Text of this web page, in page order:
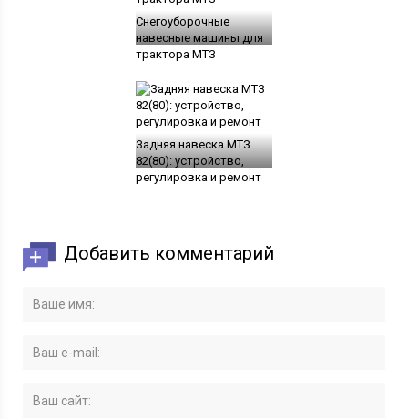
Снегоуборочные
навесные машины для
трактора МТЗ
Задняя навеска МТЗ
82(80): устройство,
регулировка и ремонт
Добавить комментарий